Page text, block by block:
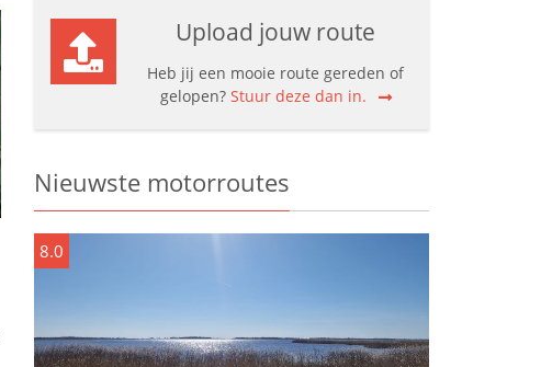
Upload jouw route
Heb jij een mooie route gereden of
gelopen? Stuur deze dan in.
Nieuwste motorroutes
8.0